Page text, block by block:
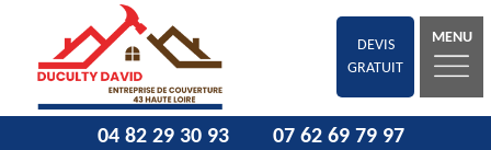
DEVIS
GRATUIT
MENU
04 82 29 30 93 07 62 69 79 97